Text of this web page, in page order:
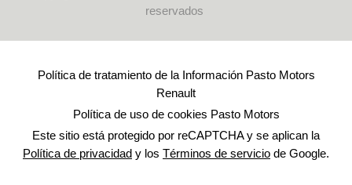
reservados
Política de tratamiento de la Información Pasto Motors
Renault
Política de uso de cookies Pasto Motors
Este sitio está protegido por reCAPTCHA y se aplican la
Política de privacidad y los Términos de servicio de Google.